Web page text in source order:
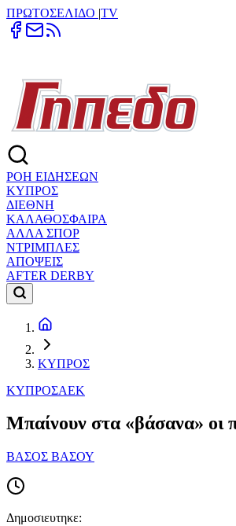
ΠΡΩΤΟΣΕΛΙΔΟ |TV
ΡΟΗ ΕΙΔΗΣΕΩΝ
ΚΥΠΡΟΣ
ΔΙΕΘΝΗ
ΚΑΛΑΘΟΣΦΑΙΡΑ
ΑΛΛΑ ΣΠΟΡ
ΝΤΡΙΜΠΛΕΣ
ΑΠΟΨΕΙΣ
AFTER DERBY
ΚΥΠΡΟΣ
ΚΥΠΡΟΣΑΕΚ
Μπαίνουν στα «βάσανα» οι
ΒΑΣΟΣ ΒΑΣΟΥ
Δημοσιευτηκε: